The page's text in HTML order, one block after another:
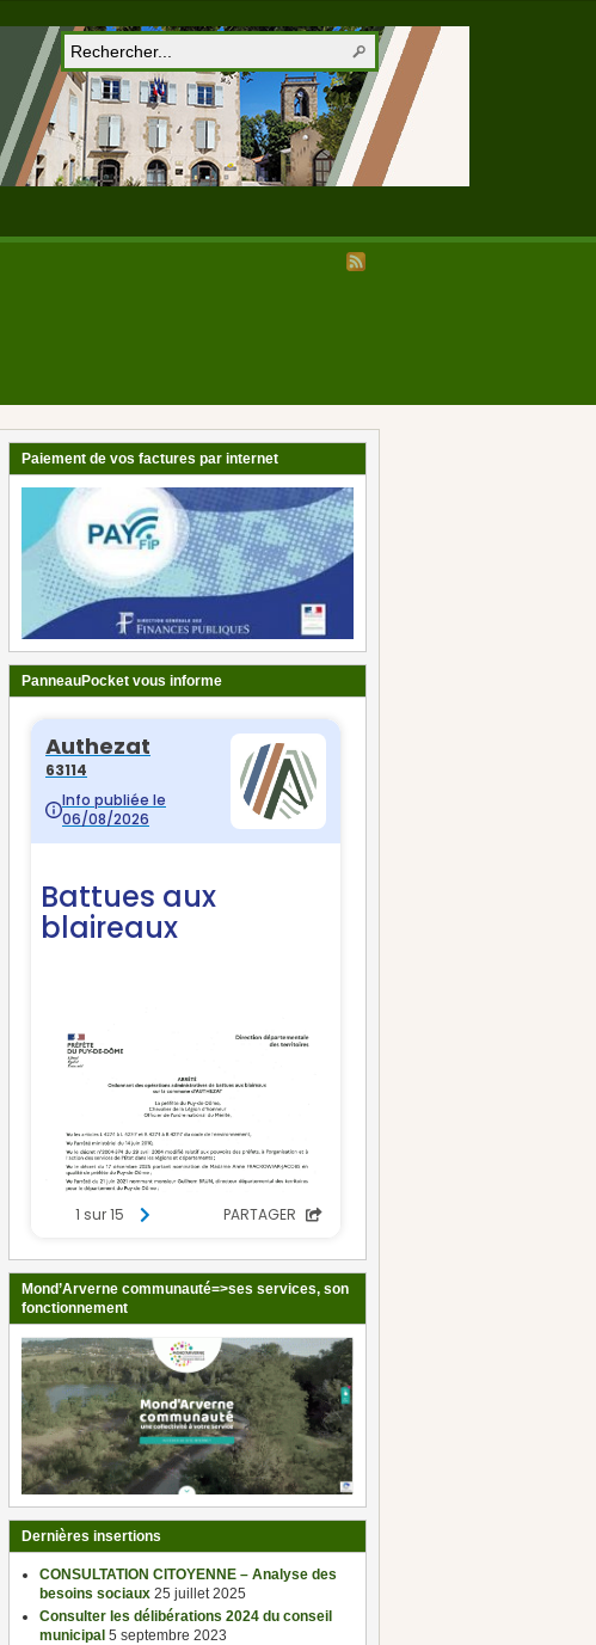
Paiement de vos factures par internet
PanneauPocket vous informe
Mond’Arverne communauté=>ses services, son
fonctionnement
Dernières insertions
CONSULTATION CITOYENNE – Analyse des
besoins sociaux 25 juillet 2025
Consulter les délibérations 2024 du conseil
municipal 5 septembre 2023